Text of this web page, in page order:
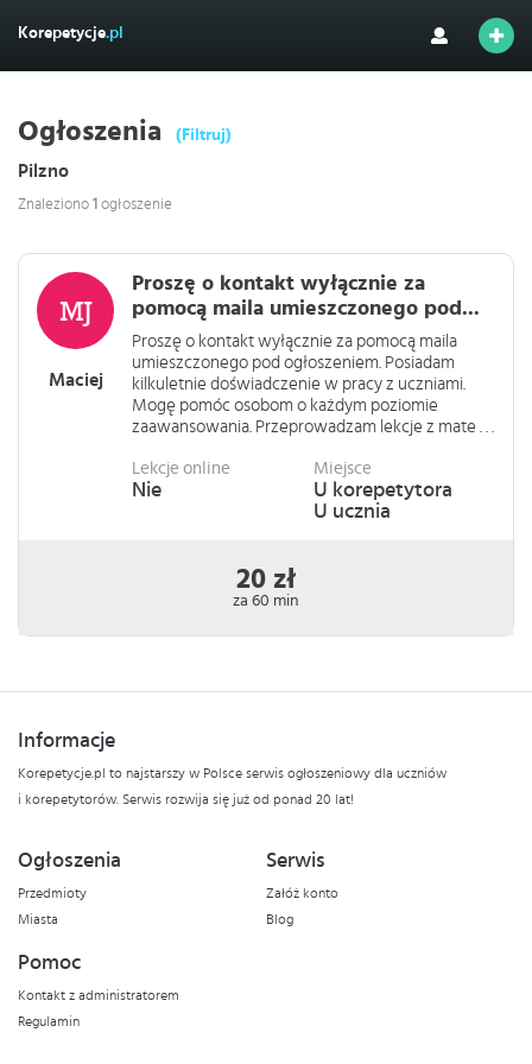
Korepetycje.pl
Ogłoszenia (Filtruj)
Pilzno
Znaleziono 1 ogłoszenie
Maciej
Proszę o kontakt wyłącznie za
pomocą maila umieszczonego pod...
Proszę o kontakt wyłącznie za pomocą maila
umieszczonego pod ogłoszeniem. Posiadam
kilkuletnie doświadczenie w pracy z uczniami.
Mogę pomóc osobom o każdym poziomie
zaawansowania. Przeprowadzam lekcje z mate . . .
Lekcje online
Nie
Miejsce
U korepetytora
U ucznia
20 zł
za 60 min
Informacje
Korepetycje.pl to najstarszy w Polsce serwis ogłoszeniowy dla uczniów
i korepetytorów. Serwis rozwija się już od ponad 20 lat!
Ogłoszenia
Przedmioty
Miasta
Serwis
Załóż konto
Blog
Pomoc
Kontakt z administratorem
Regulamin